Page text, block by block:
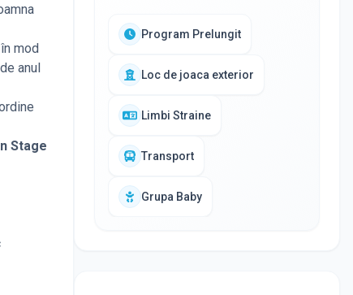
mod
anul
Stage
Program Prelungit
Loc de joaca exterior
Limbi Straine
Transport
Grupa Baby